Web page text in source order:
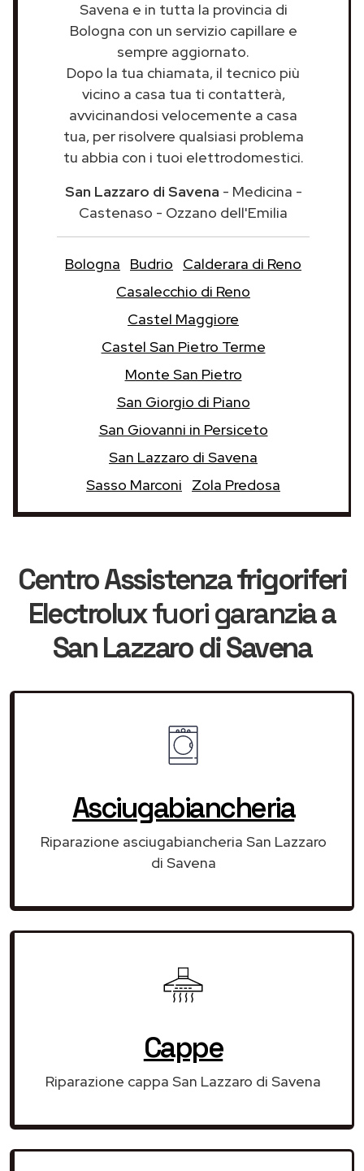
Savena e in tutta la provincia di
Bologna con un servizio capillare e
sempre aggiornato.
Dopo la tua chiamata, il tecnico più
vicino a casa tua ti contatterà,
avvicinandosi velocemente a casa
tua, per risolvere qualsiasi problema
tu abbia con i tuoi elettrodomestici.
San Lazzaro di Savena - Medicina -
Castenaso - Ozzano dell'Emilia
Bologna Budrio
Calderara di Reno
Casalecchio di Reno
Castel Maggiore
Castel San Pietro Terme
Monte San Pietro
San Giorgio di Piano
San Giovanni in Persiceto
San Lazzaro di Savena
Sasso Marconi
Zola Predosa
Centro Assistenza frigoriferi
Electroluxfuori garanziaa
San Lazzaro di Savena
Asciugabiancheria
Riparazione asciugabiancheria San Lazzaro
di Savena
Cappe
Riparazione cappa San Lazzaro di Savena